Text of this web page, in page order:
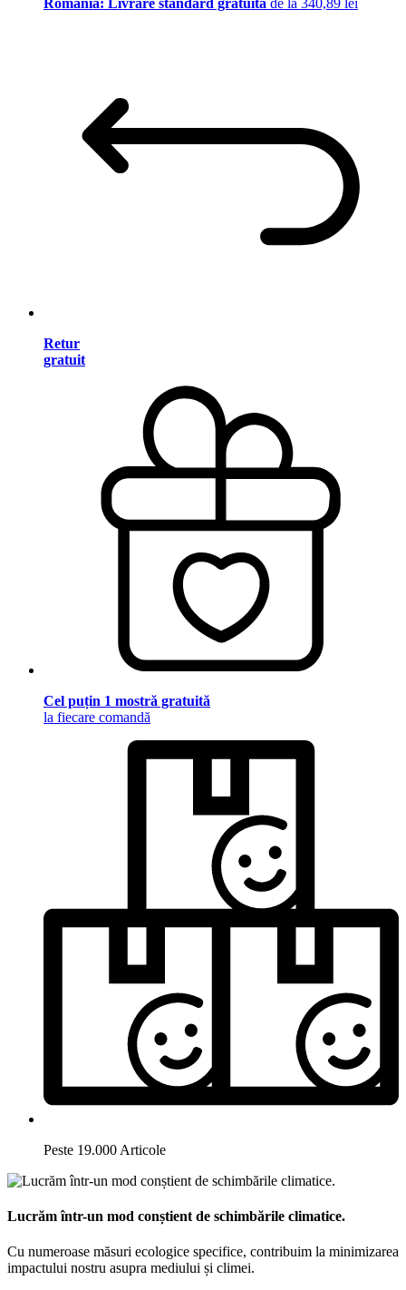
Retur
gratuit
Cel puțin 1 mostră gratuită
la fiecare comandă
Peste 19.000 Articole
Lucrăm într-un mod conștient de schimbările climatice.
Cu numeroase măsuri ecologice specifice, contribuim la minimizarea
impactului nostru asupra mediului și climei.